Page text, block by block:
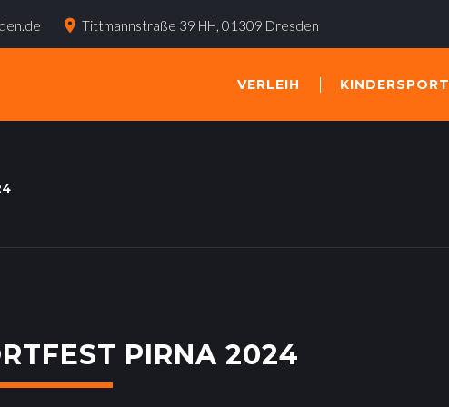
place Tittmannstraße 39 HH, 01309 Dresden
VERLEIH KINDERSPORT
PIRNA 2024